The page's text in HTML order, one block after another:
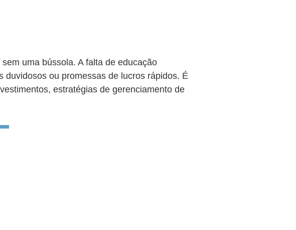
uma bússola. A falta de educação
ou promessas de lucros rápidos. É
estratégias de gerenciamento de